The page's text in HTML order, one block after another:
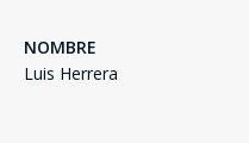
NOMBRE
Luis Herrera